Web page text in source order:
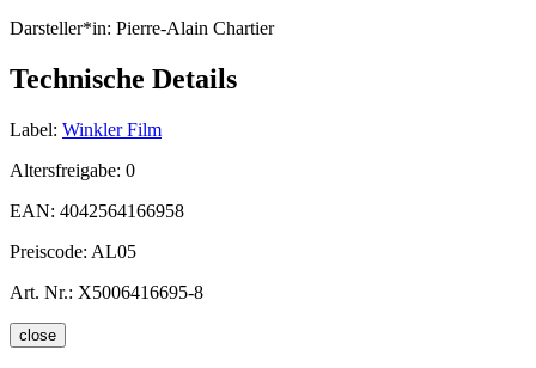
Darsteller*in: Pierre-Alain Chartier
Technische Details
Label: Winkler Film
Altersfreigabe: 0
EAN: 4042564166958
Preiscode: AL05
Art. Nr.: X5006416695-8
close